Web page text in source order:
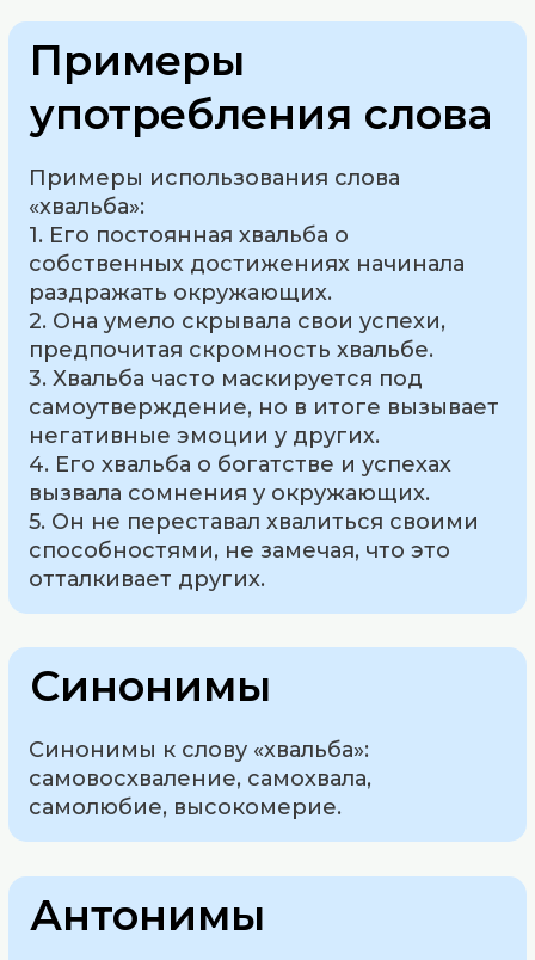
Примеры
употребления слова
Примеры использования слова
«хвальба»:
1. Его постоянная хвальба о
собственных достижениях начинала
раздражать окружающих.
2. Она умело скрывала свои успехи,
предпочитая скромность хвальбе.
3. Хвальба часто маскируется под
самоутверждение, но в итоге вызывает
негативные эмоции у других.
4. Его хвальба о богатстве и успехах
вызвала сомнения у окружающих.
5. Он не переставал хвалиться своими
способностями, не замечая, что это
отталкивает других.
Синонимы
Синонимы к слову «хвальба»:
самовосхваление, самохвала,
самолюбие, высокомерие.
Антонимы